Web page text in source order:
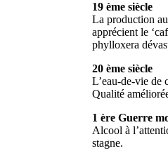
19 ème siècle
La production
apprécient le
phylloxera
20 ème siècle
L’eau-de-vie de
Qualité
1 ère Guerre
Alcool à
stagne.